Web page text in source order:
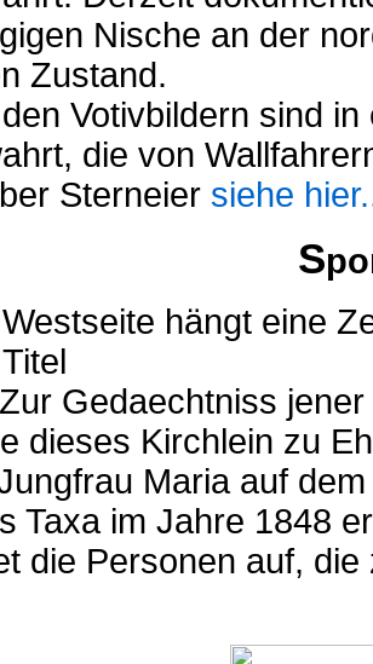
Nische an der
Zustand.
Votivbildern sind
die von
Sterneier siehe
S
hängt eine
jener
dieses Kirchlein zu
Maria auf dem
Taxa im Jahre 1848
die Personen auf,